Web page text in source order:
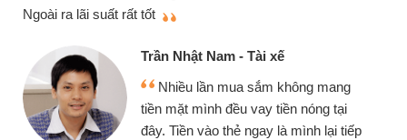
Ngoài ra lãi suất rất tốt
Trần Nhật Nam - Tài xế
Nhiều lần mua sắm không mang
tiền mặt mình đều vay tiền nóng tại
đây. Tiền vào thẻ ngay là mình lại tiếp